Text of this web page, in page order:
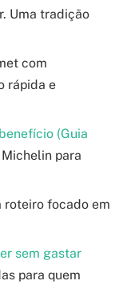
Uma tradição
com
rápida e
(Guia
para
roteiro focado em
sem gastar
para quem